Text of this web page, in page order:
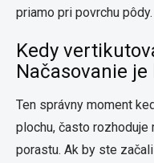
priamo pri povrchu pôdy.
Kedy
Načasovanie
Ten správny moment
plochu, často
porastu. Ak by ste